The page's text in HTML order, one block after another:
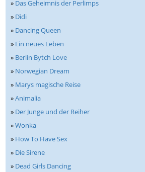
» Das Geheimnis der Perlimps
» Dìdi
» Dancing Queen
» Ein neues Leben
» Berlin Bytch Love
» Norwegian Dream
» Marys magische Reise
»Animalia
» Der Junge und der Reiher
»Wonka
» How To Have Sex
» Die Sirene
» Dead Girls Dancing